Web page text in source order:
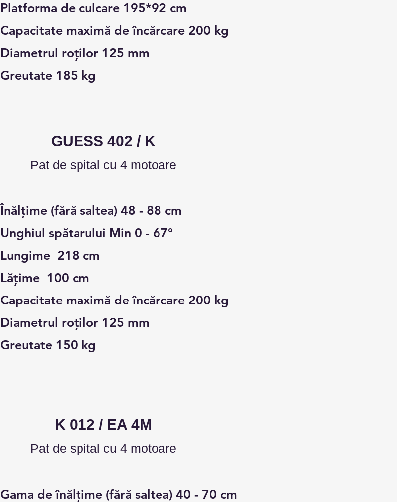
Platforma de culcare 195*92 cm
Capacitate maximă de încărcare 200 kg
Diametrul roților 125 mm
Greutate 185 kg
GUESS 402 / K
Pat de spital cu 4 motoare
Înălțime (fără saltea) 48 - 88 cm
Unghiul spătarului Min 0 - 67°
Lungime 218 cm
Lățime 100 cm
Capacitate maximă de încărcare 200 kg
Diametrul roților 125 mm
Greutate 150 kg
K 012 / EA 4M
Pat de spital cu 4 motoare
Gama de înălțime (fără saltea) 40 - 70 cm